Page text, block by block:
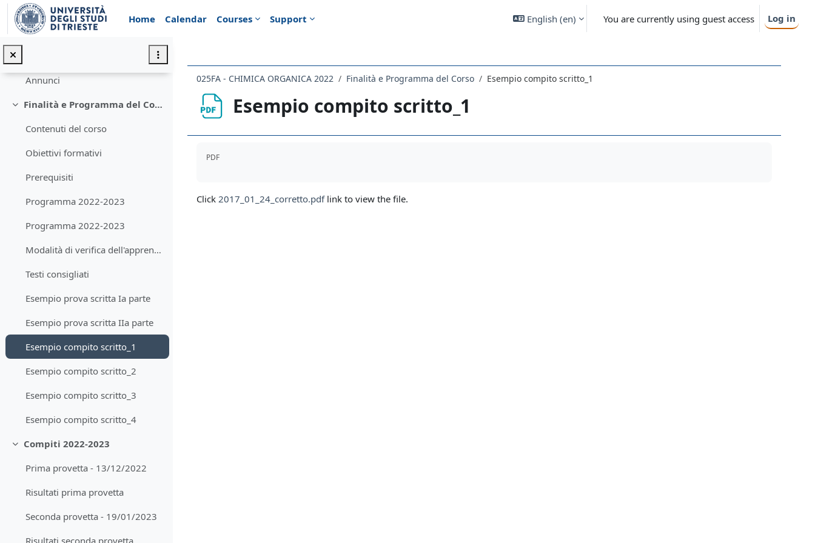
Skip to main content
Home
Calendar Courses Support English ‎(en)‎ You are currently using guest access Log in
Collapse
Annunci
Collapse
Finalità e Programma del Corso
Contenuti del corso
Obiettivi formativi
Prerequisiti
Programma 2022-2023
Programma 2022-2023
Modalità di verifica dell'apprendimento
Testi consigliati
Esempio prova scritta Ia parte
Esempio prova scritta IIa parte
Esempio compito scritto_1
Esempio compito scritto_2
Esempio compito scritto_3
Esempio compito scritto_4
Collapse
Compiti 2022-2023
Prima provetta - 13/12/2022
Risultati prima provetta
Seconda provetta - 19/01/2023
025FA - CHIMICA ORGANICA 2022 Finalità e Programma del Corso Esempio compito scritto_1
Esempio compito scritto_1
PDF
Click 2017_01_24_corretto.pdflink to view the file.